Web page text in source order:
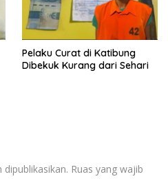
Pelaku Curat di Katibung
Dibekuk Kurang dari Sehari
Ruas yang wajib